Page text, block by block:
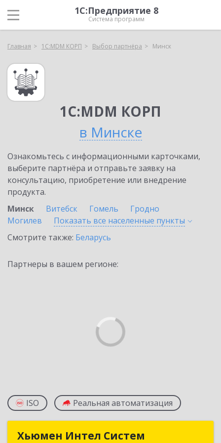
1С:Предприятие 8
Система программ
Главная 1С:MDM КОРП Выбор партнёра Минск
1С:MDM КОРП
в Минске
Ознакомьтесь с информационными карточками,
выберите партнёра и отправьте заявку на
консультацию, приобретение или внедрение
продукта.
Минск
Витебск Гомель
Гродно
Могилев
Показать все населенные пункты
Смотрите также: Беларусь
Партнеры в вашем регионе:
ISO Реальная автоматизация
Хьюмен Интел Систем
Хьюмен Интел Систем